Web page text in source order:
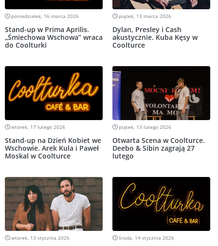
poniedziałek, 16 marca 2026
Stand-up w Prima Aprilis.
„Śmiechowa Wschowa” wraca
do Coolturki
piątek, 13 marca 2026
Dylan, Presley i Cash
akustycznie. Kuba Kęsy w
Coolturce
wtorek, 17 lutego 2026
Stand-up na Dzień Kobiet we
Wschowie. Arek Kula i Paweł
Moskal w Coolturce
piątek, 13 lutego 2026
Otwarta Scena w Coolturce.
Deebo & Sibin zagrają 27
lutego
wtorek, 13 stycznia 2026 środa, 14 stycznia 2026